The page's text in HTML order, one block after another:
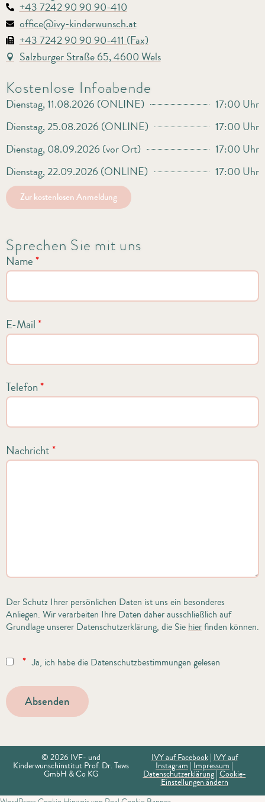
+43 7242 90 90 90-410
office@ivy-kinderwunsch.at
+43 7242 90 90 90-411 (Fax)
Salzburger Straße 65, 4600 Wels
Kostenlose Infoabende
Dienstag, 11.08.2026 (ONLINE)
17:00 Uhr
Dienstag, 25.08.2026 (ONLINE)
17:00 Uhr
Dienstag, 08.09.2026 (vor Ort)
17:00 Uhr
Dienstag, 22.09.2026 (ONLINE)
17:00 Uhr
Zur kostenlosen Anmeldung
Sprechen Sie mit uns
Name*
E-Mail*
Telefon*
Nachricht*
Der Schutz Ihrer persönlichen Daten ist uns ein besonderes
Anliegen. Wir verarbeiten Ihre Daten daher ausschließlich auf
Grundlage unserer Datenschutzerklärung, die Sie hierfinden können.
* Ja, ich habe die Datenschutzbestimmungen gelesen
© 2026 IVF- und
Kinderwunschinstitut Prof. Dr. Tews
GmbH & Co KG
IVY auf Facebook|IVY auf
Instagram | Impressum |
Datenschutzerklärung|Cookie-
Einstellungen ändern